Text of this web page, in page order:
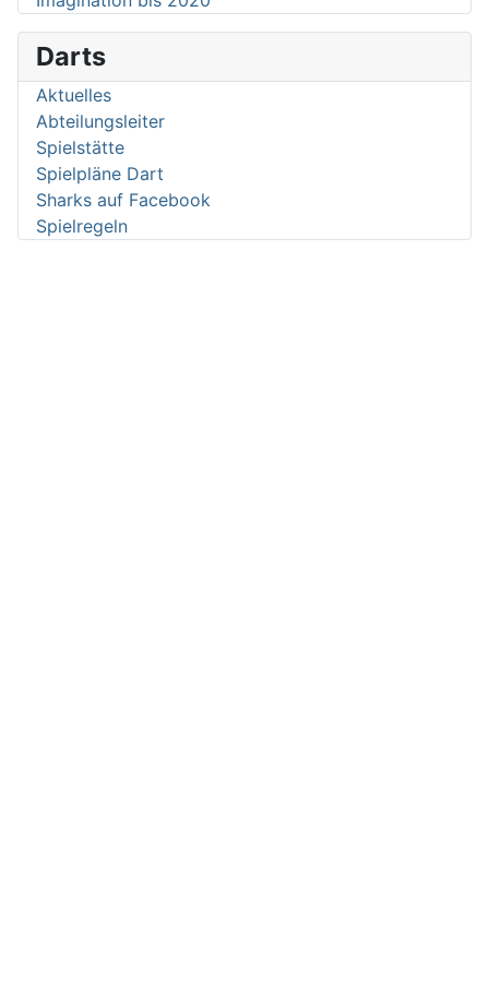
Darts
Aktuelles
Abteilungsleiter
Spielstätte
Spielpläne Dart
Sharks auf Facebook
Spielregeln